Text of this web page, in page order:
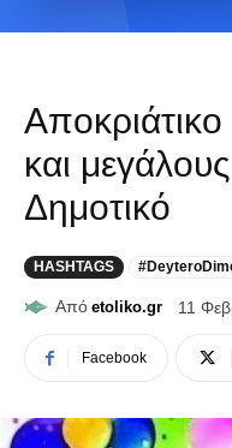
Αποκριάτικο
και
Δημοτικό
HASHTAGS
Από etoliko.gr 11
Facebook